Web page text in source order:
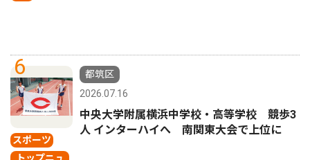
6
スポーツ
トップニュ
都筑区
2026.07.16
中央大学附属横浜中学校・高等学校 競歩3
人 インターハイへ 南関東大会で上位に